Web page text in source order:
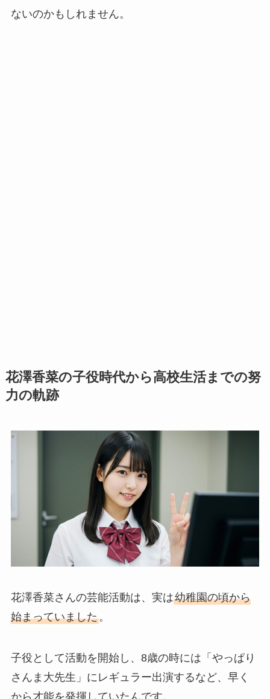
ないのかもしれません。
花澤香菜の子役時代から高校生活までの努
力の軌跡
花澤香菜さんの芸能活動は、実は幼稚園の頃から
始まっていました。
子役として活動を開始し、8歳の時には「やっぱり
さんま大先生」にレギュラー出演するなど、早く